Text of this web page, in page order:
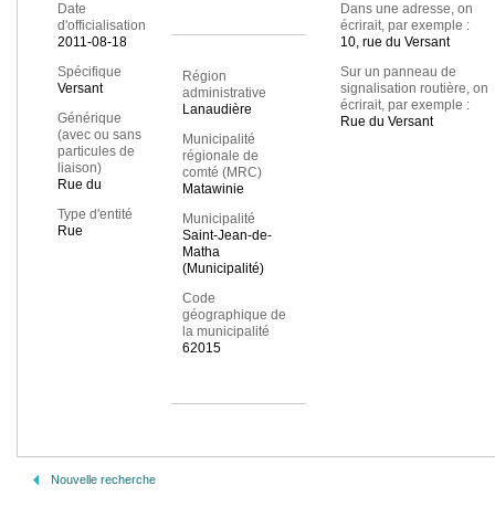
Date
d'officialisation
2011-08-18
Spécifique
Versant
Générique
(avec ou sans
particules de
liaison)
Rue du
Type d'entité
Rue
Région
administrative
Lanaudière
Municipalité
régionale de
comté (MRC)
Matawinie
Municipalité
Saint-Jean-de-
Matha
(Municipalité)
Code
géographique de
la municipalité
62015
Dans une adresse, on
écrirait, par exemple :
10, rue du Versant
Sur un panneau de
signalisation routière, on
écrirait, par exemple :
Rue du Versant
Nouvelle recherche